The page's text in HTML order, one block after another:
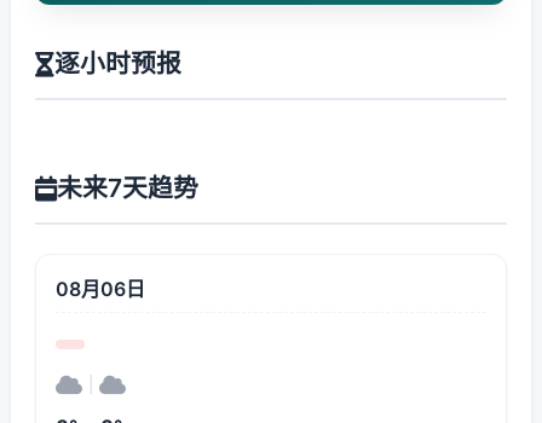
逐小时预报
未来7天趋势
08月06日